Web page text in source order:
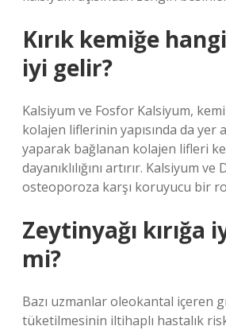
Kırık kemiğe
iyi gelir?
Kalsiyum ve Fosfor Kalsiyum,
kolajen liflerinin yapısında da yer
yaparak bağlanan kolajen lifleri
dayanıklılığını artırır. Kalsiyum
osteoporoza karşı koruyucu bir
Zeytinyağı kırığa
mi?
Bazı uzmanlar oleokantal içeren
tüketilmesinin iltihaplı hastalık